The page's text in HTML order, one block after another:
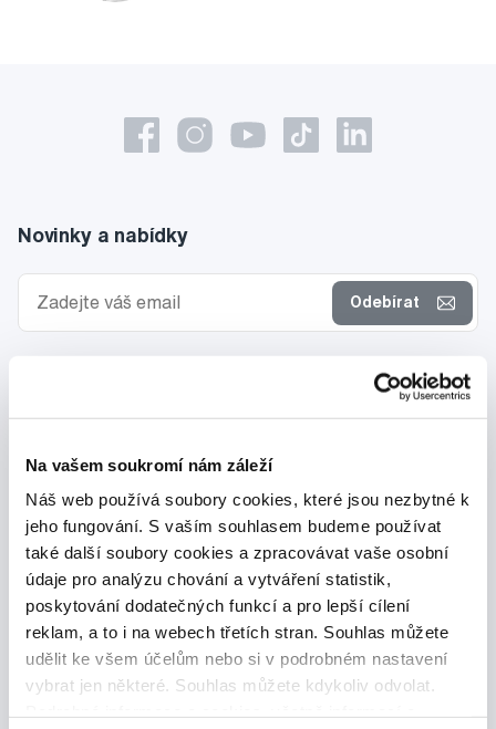
Na vašem soukromí nám záleží
Náš web používá soubory cookies, které jsou nezbytné k
jeho fungování. S vaším souhlasem budeme používat
také další soubory cookies a zpracovávat vaše osobní
údaje pro analýzu chování a vytváření statistik,
poskytování dodatečných funkcí a pro lepší cílení
reklam, a to i na webech třetích stran. Souhlas můžete
udělit ke všem účelům nebo si v podrobném nastavení
vybrat jen některé. Souhlas můžete kdykoliv odvolat.
Novinky a nabídky
Odebírat
Chci dostávat informace o novinkách a akčních nabídkách
pro tyto účely.